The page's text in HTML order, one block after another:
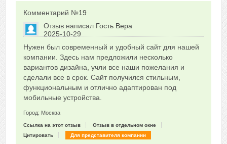
Комментарий №19
Отзыв написал Гость Вера
2025-10-29
0
Сказать друзьям об отзыве
Нужен был современный и удобный сайт для нашей
компании. Здесь нам предложили несколько
вариантов дизайна, учли все наши пожелания и
сделали все в срок. Сайт получился стильным,
функциональным и отлично адаптирован под
мобильные устройства.
Город: Москва
Ссылка на этот отзыв
Отзыв в отдельном окне
Цитировать
Для представителя компании